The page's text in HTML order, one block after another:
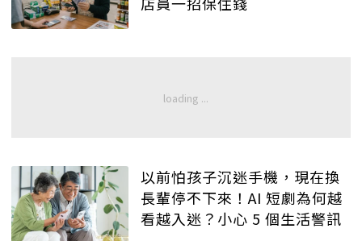
以前怕孩子沉迷手機，現在換
長輩停不下來！AI 短劇為何越
看越入迷？小心 5 個生活警訊